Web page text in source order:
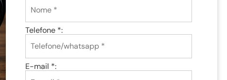
Telefone *:
E-mail *: